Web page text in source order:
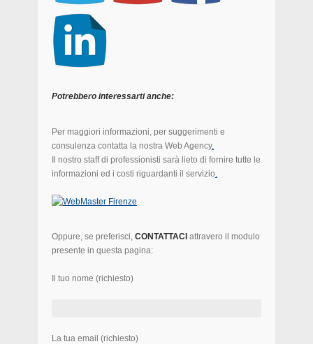
Potrebbero interessarti anche:
Per maggiori informazioni, per suggerimenti e
consulenza contatta la nostra Web Agency.
Il nostro staff di professionisti sarà lieto di fornire tutte le
informazioni ed i costi riguardanti il servizio.
Oppure, se preferisci, CONTATTACI attravero il modulo
presente in questa pagina:
Il tuo nome (richiesto)
La tua email (richiesto)